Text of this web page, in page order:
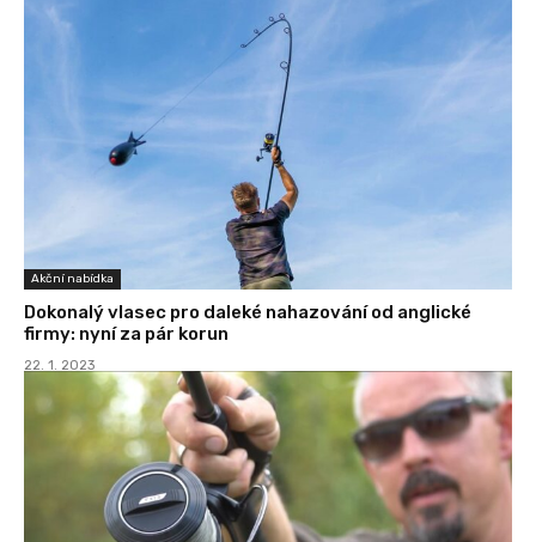
Akční nabídka
Dokonalý vlasec pro daleké nahazování od anglické
firmy: nyní za pár korun
22. 1. 2023